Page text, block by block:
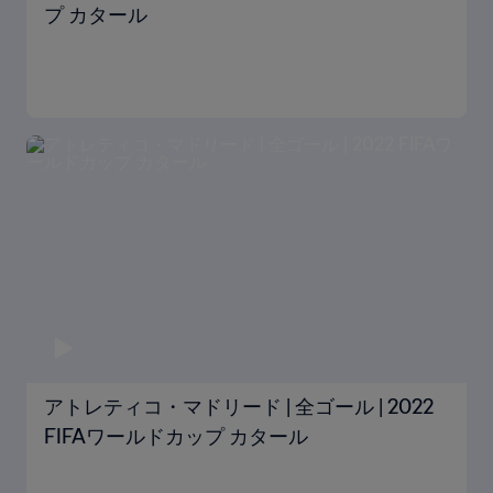
プ カタール
アトレティコ・マドリード | 全ゴール | 2022
FIFAワールドカップ カタール